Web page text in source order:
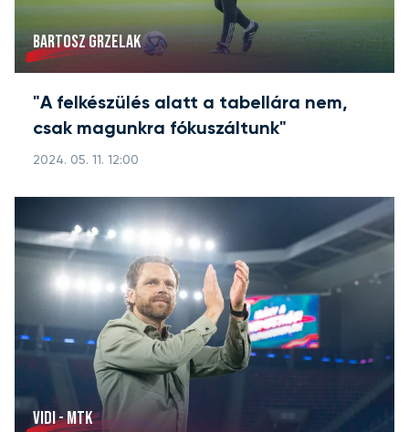
BARTOSZ GRZELAK
"A felkészülés alatt a tabellára nem,
csak magunkra fókuszáltunk"
2024. 05. 11. 12:00
VIDI - MTK